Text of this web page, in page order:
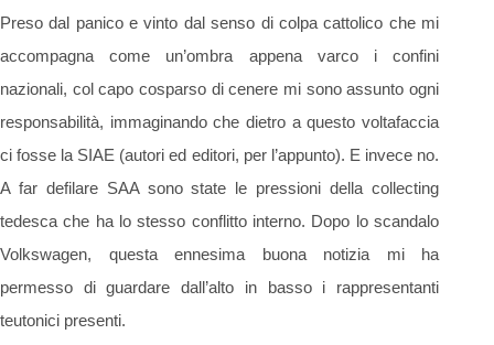
Preso dal panico e vinto dal senso di colpa cattolico che mi
accompagna come un’ombra appena varco i confini
nazionali, col capo cosparso di cenere mi sono assunto ogni
responsabilità, immaginando che dietro a questo voltafaccia
ci fosse la SIAE (autori ed editori, per l’appunto). E invece no.
A far defilare SAA sono state le pressioni della collecting
tedesca che ha lo stesso conflitto interno. Dopo lo scandalo
Volkswagen, questa ennesima buona notizia mi ha
permesso di guardare dall’alto in basso i rappresentanti
teutonici presenti.